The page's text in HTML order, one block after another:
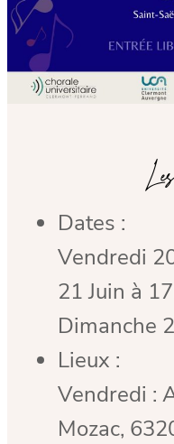
Dates :
Vendredi
21 Juin à
Dimanche
Lieux :
Vendredi :
Mozac,